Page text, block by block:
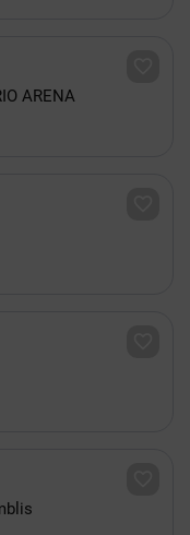
ARENA